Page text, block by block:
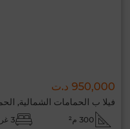
950,000 د.ت
فيلا ب الحمامات الشمالية,
300 م² 3 غرف